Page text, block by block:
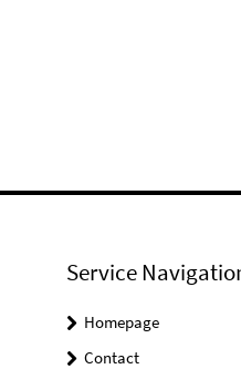
Service
Homepage
Contact